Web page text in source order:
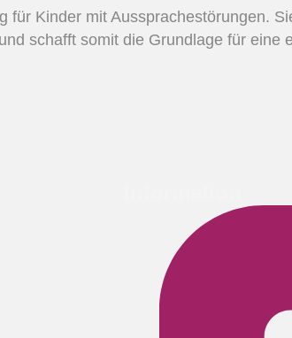
für Kinder mit Aussprachestörungen.
schafft somit die Grundlage für eine